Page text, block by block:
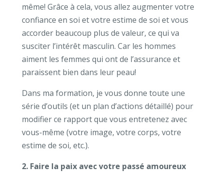
même! Grâce à cela, vous allez augmenter votre
confiance en soi et votre estime de soi et vous
accorder beaucoup plus de valeur, ce qui va
susciter l’intérêt masculin. Car les hommes
aiment les femmes qui ont de l’assurance et
paraissent bien dans leur peau!
Dans ma formation, je vous donne toute une
série d’outils (et un plan d’actions détaillé) pour
modifier ce rapport que vous entretenez avec
vous-même (votre image, votre corps, votre
estime de soi, etc.).
2. Faire la paix avec votre passé amoureux